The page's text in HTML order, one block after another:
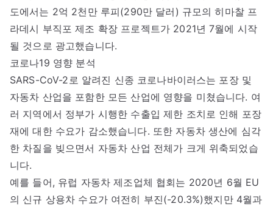
도에서는 2억 2천만 루피(290만 달러) 규모의 히마찰 프
라데시 부직포 제조 확장 프로젝트가 2021년 7월에 시작
될 것으로 광고했습니다.
코로나19 영향 분석
SARS-CoV-2로 알려진 신종 코로나바이러스는 포장 및
자동차 산업을 포함한 모든 산업에 영향을 미쳤습니다. 여
러 지역에서 정부가 시행한 수출입 제한 조치로 인해 포장
재에 대한 수요가 감소했습니다. 또한 자동차 생산에 심각
한 차질을 빚으면서 자동차 산업 전체가 크게 위축되었습
니다.
예를 들어, 유럽 자동차 제조업체 협회는 2020년 6월 EU
의 신규 상용차 수요가 여전히 부진(-20.3%)했지만 4월과